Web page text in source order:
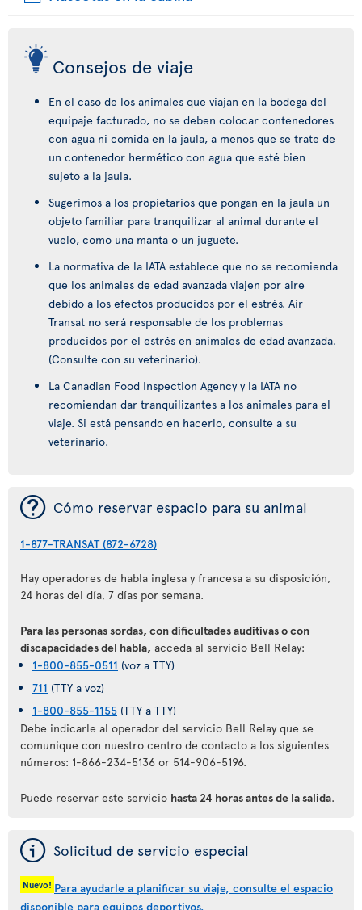
Consejos de viaje
En el caso de los animales que viajan en la bodega del
equipaje facturado, no se deben colocar contenedores
con agua ni comida en la jaula, a menos que se trate de
un contenedor hermético con agua que esté bien
sujeto a la jaula.
Sugerimos a los propietarios que pongan en la jaula un
objeto familiar para tranquilizar al animal durante el
vuelo, como una manta o un juguete.
La normativa de la IATA establece que no se recomienda
que los animales de edad avanzada viajen por aire
debido a los efectos producidos por el estrés. Air
Transat no será responsable de los problemas
producidos por el estrés en animales de edad avanzada.
(Consulte con su veterinario).
La Canadian Food Inspection Agency y la IATA no
recomiendan dar tranquilizantes a los animales para el
viaje. Si está pensando en hacerlo, consulte a su
veterinario.
¯ Cómo reservar espacio para su animal
1-877-TRANSAT (872-6728)
Hay operadores de habla inglesa y francesa a su disposición,
24 horas del día, 7 días por semana.
Para las personas sordas, con dificultades auditivas o con
discapacidades del habla, acceda al servicio Bell Relay:
1-800-855-0511 (voz a TTY)
711 (TTY a voz)
1-800-855-1155 (TTY a TTY)
Debe indicarle al operador del servicio Bell Relay que se
comunique con nuestro centro de contacto a los siguientes
números: 1-866-234-5136 or 514-906-5196.
Puede reservar este servicio hasta 24 horas antes de la salida.
ý Solicitud de servicio especial
Nuevo! Para ayudarle a planificar su viaje, consulte el espacio
disponible para equipos deportivos.